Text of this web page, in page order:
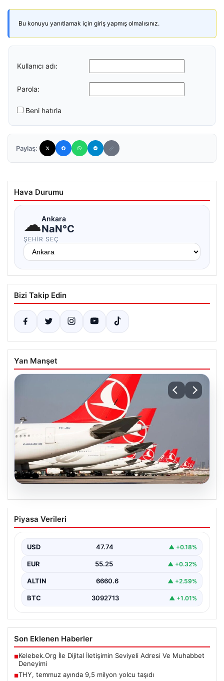
Bu konuyu yanıtlamak için giriş yapmış olmalısınız.
Kullanıcı adı:
Parola:
Beni hatırla
Paylaş:
Hava Durumu
☁Ankara
NaN°C
ŞEHIR SEÇ
Bizi Takip Edin
Yan Manşet
07.08.2026
THY, temmuz ayında 9,5 milyon yolcu
taşıdı
Piyasa Verileri
USD 47.74 ▲ +0.18%
EUR 55.25 ▲ +0.32%
ALTIN 6660.6 ▲ +2.59%
BTC 3092713 ▲ +1.01%
Son Eklenen Haberler
■Kelebek.Org İle Dijital İletişimin Seviyeli Adresi Ve Muhabbet
Deneyimi
■THY, temmuz ayında 9,5 milyon yolcu taşıdı